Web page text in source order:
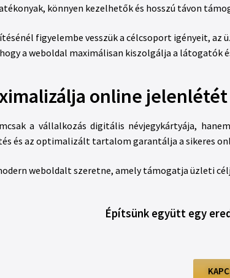
könnyen kezelhetők és hosszú távon
figyelembe vesszük a célcsoport igényeit,
a weboldal maximálisan kiszolgálja a látogatók
online
a vállalkozás digitális névjegykártyája,
és az optimalizált tartalom garantálja a sikeres
weboldalt szeretne, amely támogatja üzleti
Építsünk együtt egy